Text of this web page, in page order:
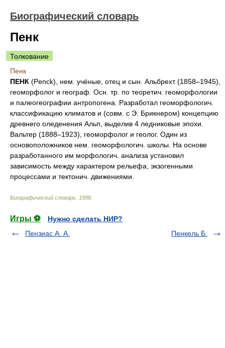
Биографический словарь
Пенк
Толкование
Пенк
ПЕНК (Penck), нем. учёные, отец и сын. Альбрехт (1858–1945),
геоморфолог и географ. Осн. тр. по теоретич. геоморфологии
и палеогеографии антропогена. Разработал геоморфологич.
классификацию климатов и (совм. с Э. Брикнером) концепцию
древнего оледенения Альп, выделив 4 ледниковые эпохи.
Вальтер (1888–1923), геоморфолог и геолог. Один из
основоположников нем. геоморфологич. школы. На основе
разработанного им морфологич. анализа установил
зависимость между характером рельефа, экзогенными
процессами и тектонич. движениями.
Биографический словарь 1998
Игры ⚽
Нужно сделать НИР?
Пензиас А. А.
Пенкель Б.